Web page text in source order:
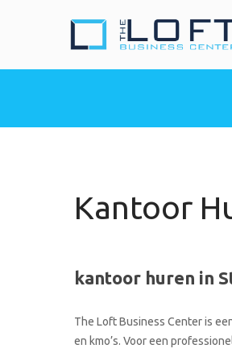
Kantoor
kantoor huren in
The Loft Business Center is
en kmo’s. Voor een